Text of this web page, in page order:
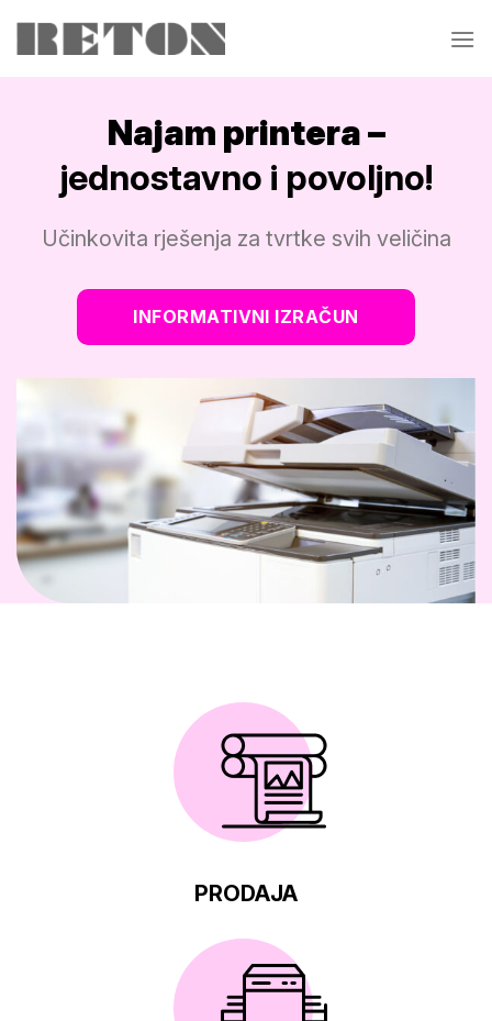
Najam printera –
jednostavno i povoljno!
Učinkovita rješenja za tvrtke svih veličina
INFORMATIVNI IZRAČUN
PRODAJA